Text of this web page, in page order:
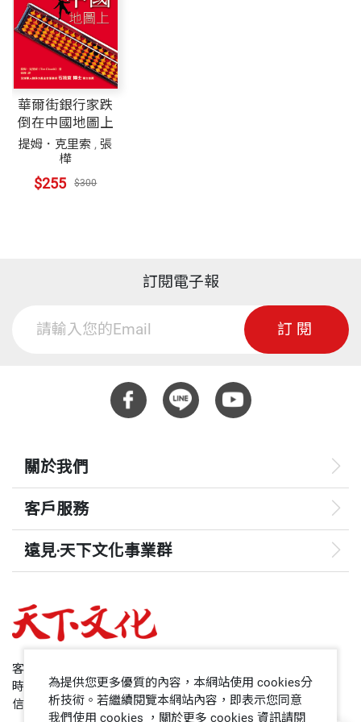
華爾街銀行家跌
倒在中國地圖上
提姆．克里索 , 張
樺
$255 $300
訂閱電子報
訂閱
關於我們
客戶服務
遠見‧天下文化事業群
哈佛商業評論
領導影響力學院
客服專線：+886 2 2662-0012
時間：週一~週五9:00~12:30;13:30~17:00
信箱：service@cwgv.com.tw
為提供您更多優質的內容，本網站使用 cookies分
析技術。若繼續閱覽本網站內容，即表示您同意
我們使用 cookies ，關於更多 cookies 資訊請閱